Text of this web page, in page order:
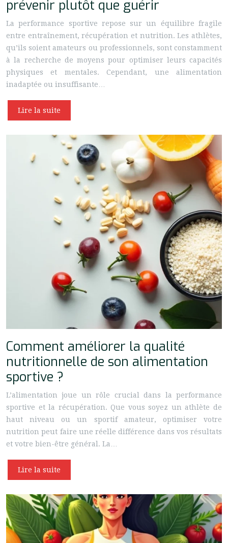
prévenir plutôt que guérir
La performance sportive repose sur un équilibre fragile
entre entraînement, récupération et nutrition. Les athlètes,
qu’ils soient amateurs ou professionnels, sont constamment
à la recherche de moyens pour optimiser leurs capacités
physiques et mentales. Cependant, une alimentation
inadaptée ou insuffisante…
Lire la suite
Comment améliorer la qualité
nutritionnelle de son alimentation
sportive ?
L’alimentation joue un rôle crucial dans la performance
sportive et la récupération. Que vous soyez un athlète de
haut niveau ou un sportif amateur, optimiser votre
nutrition peut faire une réelle différence dans vos résultats
et votre bien-être général. La…
Lire la suite